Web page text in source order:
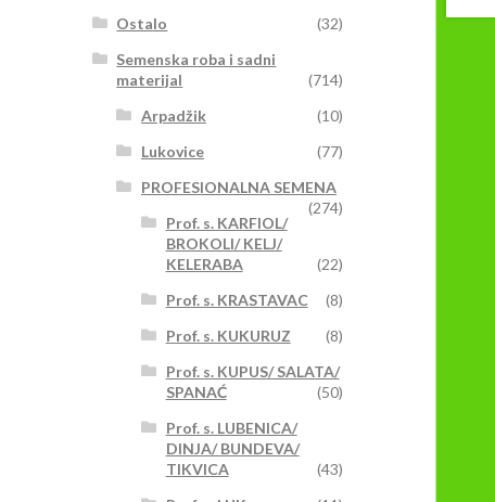
Ostalo
(32)
Semenska roba i sadni
materijal
(714)
Arpadžik
(10)
Lukovice
(77)
PROFESIONALNA SEMENA
(274)
Prof. s. KARFIOL/
BROKOLI/ KELJ/
KELERABA
(22)
Prof. s. KRASTAVAC
(8)
Prof. s. KUKURUZ
(8)
Prof. s. KUPUS/ SALATA/
SPANAĆ
(50)
Prof. s. LUBENICA/
DINJA/ BUNDEVA/
TIKVICA
(43)